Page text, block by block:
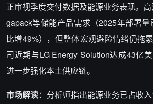
正审视季度交付数据及能源业务表现。
gapack等储能产品需求（2025年部署量
比增49%），但整体宏观避险情绪仍拖
司近期与LG Energy Solution达成43亿
进一步强化本土供应链。
市场解读：分析师指出能源业务已占收